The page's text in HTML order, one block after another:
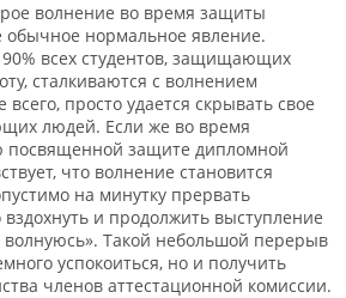
волнение во время защиты
обычное нормальное явление.
90% всех студентов, защищающих
сталкиваются с волнением
просто удается скрывать свое
людей. Если же во время
посвященной защите дипломной
что волнение становится
на минутку прервать
вздохнуть и продолжить выступление
волнуюсь». Такой небольшой перерыв
успокоиться, но и получить
членов аттестационной комиссии.